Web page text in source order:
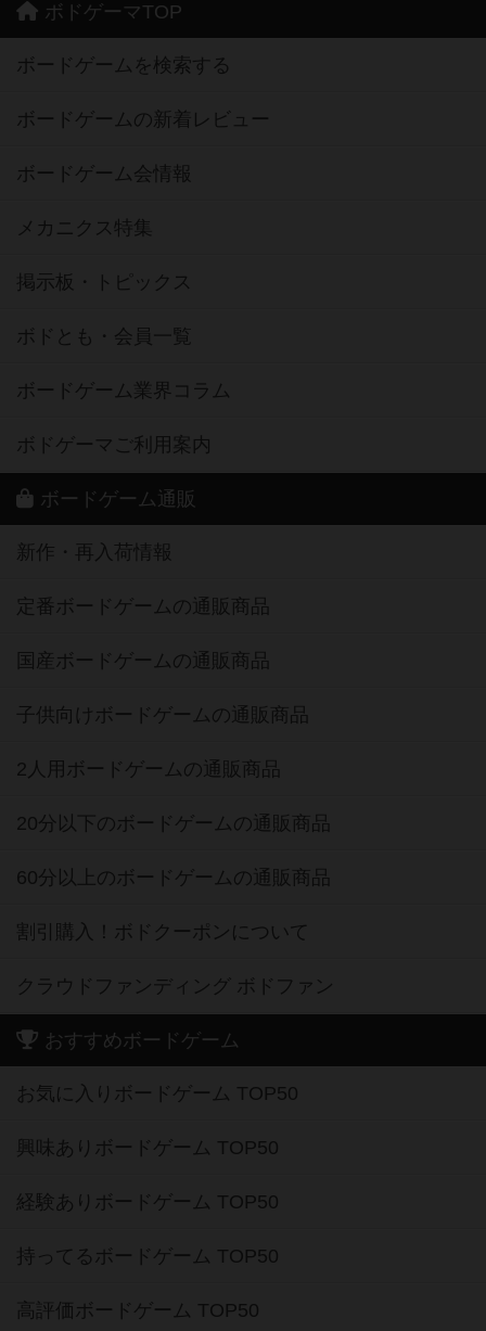
ボドゲーマTOP
ボードゲームを検索する
ボードゲームの新着レビュー
ボードゲーム会情報
メカニクス特集
掲示板・トピックス
ボドとも・会員一覧
ボードゲーム業界コラム
ボドゲーマご利用案内
ボードゲーム通販
新作・再入荷情報
定番ボードゲームの通販商品
国産ボードゲームの通販商品
子供向けボードゲームの通販商品
2人用ボードゲームの通販商品
20分以下のボードゲームの通販商品
60分以上のボードゲームの通販商品
割引購入！ボドクーポンについて
クラウドファンディング ボドファン
おすすめボードゲーム
お気に入りボードゲーム TOP50
興味ありボードゲーム TOP50
経験ありボードゲーム TOP50
持ってるボードゲーム TOP50
高評価ボードゲーム TOP50